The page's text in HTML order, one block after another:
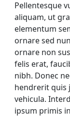
Pellentesque
aliquam, ut
elementum
ornare sed
ornare non
felis erat,
nibh. Donec
hendrerit quis
vehicula.
ipsum primis